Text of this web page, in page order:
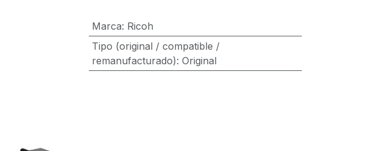
Marca: Ricoh
Tipo (original / compatible /
remanufacturado): Original